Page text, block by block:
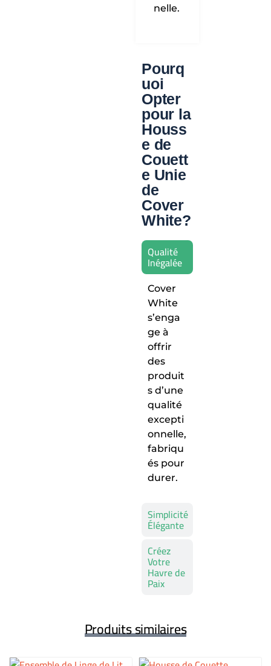
nelle.
Pourq
uoi
Opter
pour la
Houss
e de
Couett
e Unie
de
Cover
White?
Qualité
Inégalée
Simplicité
Élégante
Créez
Votre
Havre de
Paix
Cover
White
s’enga
ge à
offrir
des
produit
s d’une
qualité
excepti
onnelle,
fabriqu
és pour
durer.
Produits similaires